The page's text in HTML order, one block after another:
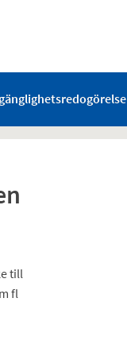
till
fl